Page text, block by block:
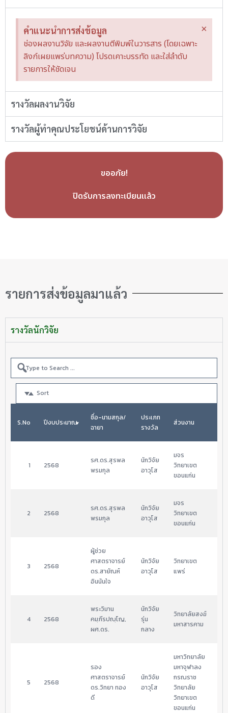
คำแนะนำการส่งข้อมูล
ช่องผลงานวิจัย และผลงานตีพิมพ์ในวารสาร (โดยเฉพาะ
ลิงก์เผยแพร่บทความ) โปรดเคาะบรรทัด และใส่ลำดับ
รายการให้ชัดเจน
×
รางวัลผลงานวิจัย
รางวัลผู้ทำคุณประโยชน์ด้านการวิจัย
ขออภัย!
ปิดรับการลงทะเบียนแล้ว
รายการส่งข้อมูลมาแล้ว
รางวัลนักวิจัย
Sort
S.No ปีงบประมาณ
ชื่อ-นามสกุล/
ฉายา
ประเภท
รางวัล
ส่วนงาน
1 2568
รศ.ดร.สุรพล
พรมกุล
นักวิจัย
อาวุโส
มจร
วิทยาเขต
ขอนแก่น
2 2568
รศ.ดร.สุรพล
พรมกุล
นักวิจัย
อาวุโส
มจร
วิทยาเขต
ขอนแก่น
3 2568
ผู้ช่วย
ศาสตราจารย์
ดร.สายัณห์
อินนันใจ
นักวิจัย
อาวุโส
วิทยาเขต
แพร่
4 2568
พระวิมาน
คมฺภีรปญฺโญ,
ผศ.ดร.
นักวิจัย
รุ่น
กลาง
วิทยาลัยสงฆ์
มหาสารคาม
5 2568
รอง
ศาสตราจารย์
ดร.วิทยา ทอง
ดี
นักวิจัย
อาวุโส
มหาวิทยาลัย
มหาจุฬาลง
กรณราช
วิทยาลัย
วิทยาเขต
ขอนแก่น